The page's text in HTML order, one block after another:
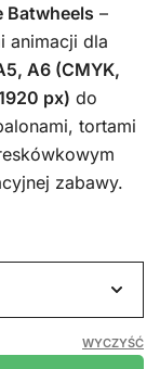
Batwheels –
animacji dla
A6 (CMYK,
px) do
tortami
zabawy.
WYCZYŚĆ